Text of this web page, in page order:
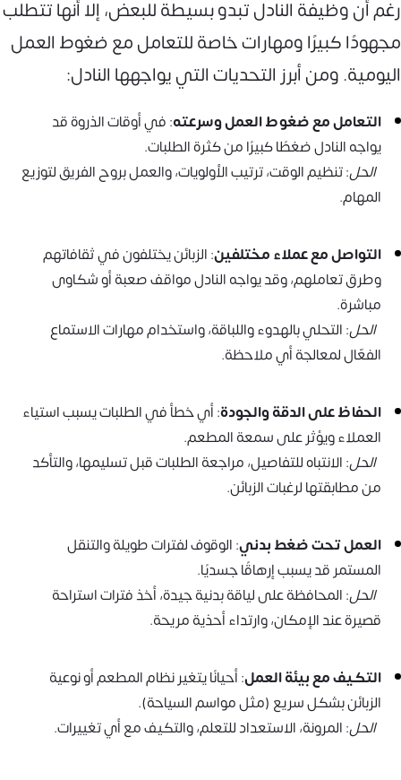
رغم أن وظيفة النادل تبدو بسيطة للبعض، إلا أنها تتطلب
مجهودًا كبيرًا ومهارات خاصة للتعامل مع ضغوط العمل
اليومية. ومن أبرز التحديات التي يواجهها النادل:
التعامل مع ضغوط العمل وسرعته: في أوقات الذروة قد
يواجه النادل ضغطًا كبيرًا من كثرة الطلبات.
الحل: تنظيم الوقت، ترتيب الأولويات، والعمل بروح الفريق لتوزيع
المهام.
التواصل مع عملاء مختلفين: الزبائن يختلفون في ثقافاتهم
وطرق تعاملهم، وقد يواجه النادل مواقف صعبة أو شكاوى
مباشرة.
الحل: التحلي بالهدوء واللباقة، واستخدام مهارات الاستماع
الفعّال لمعالجة أي ملاحظة.
الحفاظ على الدقة والجودة: أي خطأ في الطلبات يسبب استياء
العملاء ويؤثر على سمعة المطعم.
الحل: الانتباه للتفاصيل، مراجعة الطلبات قبل تسليمها، والتأكد
من مطابقتها لرغبات الزبائن.
العمل تحت ضغط بدني: الوقوف لفترات طويلة والتنقل
المستمر قد يسبب إرهاقًا جسديًا.
الحل: المحافظة على لياقة بدنية جيدة، أخذ فترات استراحة
قصيرة عند الإمكان، وارتداء أحذية مريحة.
التكيف مع بيئة العمل: أحيانًا يتغير نظام المطعم أو نوعية
الزبائن بشكل سريع (مثل مواسم السياحة).
الحل: المرونة، الاستعداد للتعلم، والتكيف مع أي تغييرات.